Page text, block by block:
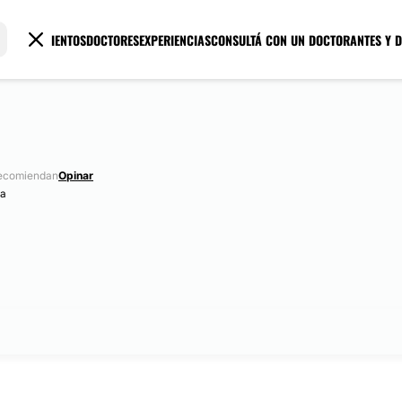
TRATAMIENTOSDOCTORESEXPERIENCIASCONSULTÁ CON UN DOCTORANTES Y
Opinar